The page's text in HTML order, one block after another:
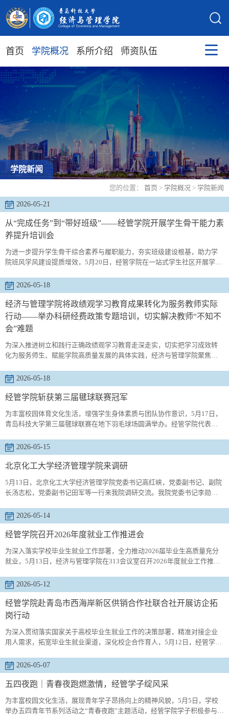
首页 学院概况 系所介绍 师资队伍
学院新闻
您的位置： 首页 > 学院概况 > 学院新闻
2026-05-21
从“完成任务”到“带好班级”——经管学院开展学生骨干能力素
养提升培训会
为进一步提升学生骨干综合素养与履职能力，夯实班级建设根基，助力学
院班风学风建设提质增效，5月20日，经管学院在一站式学生社区开展学生
荣、吴嘉怡作为主讲人，围绕“从‘完成任务’到‘带好班级’”主题进行经验分
享。辅导员吕欣哲主持培训，25级全体学生骨干参加。培训伊始，吕欣哲
结合学院班级日常管理实际，明确了学生骨干在班级建设中的重要角色定
位。他...
2026-05-18
经济与管理学院将政绩观学习教育成果转化为服务教师实际
行动——举办科研经费政策专题培训，切实解决教师“不知不
会”难题
为深入推进树立和践行正确政绩观学习教育走深走实，切实把学习成效转
化为服务师生、赋能学院高质量发展的具体实践，经济与管理学院聚焦教
于5月12日下午在学院404会议室精心举办科研经费政策专题培训。学院行
政副院长马艳莉担任主讲人，面向全院教师开展精准辅导、精准解惑，切
实为教师科研工作保驾护航。一、学思践悟显担当，把“教师急难愁盼”纳入
2026-05-18
经管学院斩获第三届毽球联赛冠军
为丰富校园体育文化生活，增强学生身体素质与团队协作意识，5月17日，
青岛科技大学第三届毽球联赛在地下羽毛球场圆满举办。经管学院代表队
比赛采用淘汰赛制，各学院参赛队伍两两对抗，实行三局两胜规则，直至
决出最终名次。赛事过程紧张激烈，经管学院队员精神饱满、斗志昂扬。
赛前，队员们利用课余时间刻苦训练，打磨接发球技巧，优化战术配合；
2026-05-15
北京化工大学经济管理学院来调研
5月13日，北京化工大学经济管理学院党委书记高红峡，党委副书记、副院
长汤志松，党委副书记田军等一行来我院调研交流。我院党委书记李勋
到来表示欢迎，简要介绍了学校的基本情况以及学院的发展历程、学科布
局与办学特色，重点分享了党建引领、人才培养、师资队伍建设等方面的
工作成效。他希望以此次交流为契机，进一步加强两院沟通联系，搭建长
2026-05-14
经管学院召开2026年度就业工作推进会
为深入落实学校毕业生就业工作部署，全力推动2026届毕业生高质量充分
就业，5月13日，经济与管理学院在313会议室召开2026年度就业工作推进
传达学校2026届毕业生就业工作相关精神，总结学院前期就业工作进展，
分析当前就业形势及工作短板，明确下一阶段核心任务。会议强调，就业
工作是民生工程，当前已进入春招冲刺关键期，全院需提高站位、凝聚合
力，将就业工...
2026-05-12
经管学院赴青岛市西海岸新区供销合作社联合社开展访企拓
岗行动
为深入贯彻落实国家关于高校毕业生就业工作的决策部署，精准对接企业
用人需求，拓宽毕业生就业渠道，深化校企合作育人，5月12日，经管学院
项行动。青岛西海岸新区供销合作社联合社党委委员逄向阳等人热情接待
了走访团队，双方围绕人才培养、岗位供给、产学研融合等方面展开深入
交流，达成多项合作共识。逄向阳详细介绍了供销社的发展历程、组织架
2026-05-07
五四夜跑｜青春夜跑燃激情，经管学子绽风采
为丰富校园文化生活，展现青年学子昂扬向上的精神风貌，5月5日，学校
举办五四青年节系列活动之“青春夜跑”主题活动，经管学院学子积极参与，